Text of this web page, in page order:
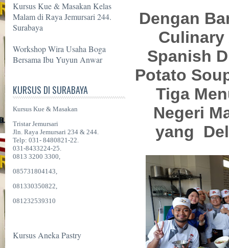
Kursus Kue & Masakan Kelas
Malam di Raya Jemursari 244.
Surabaya
Workshop Wira Usaha Boga
Bersama Ibu Yuyun Anwar
KURSUS DI SURABAYA
Kursus Kue & Masakan
Tristar Jemursari
Jln. Raya Jemursari 234 & 244.
Telp: 031- 8480821-22.
031-8433224-25.
0813 3200 3300,
085731804143,
081330350822,
081232539310
Kursus Aneka Pastry
Dengan
Culinary
Spanish
Potato
Tiga
Negeri
yang